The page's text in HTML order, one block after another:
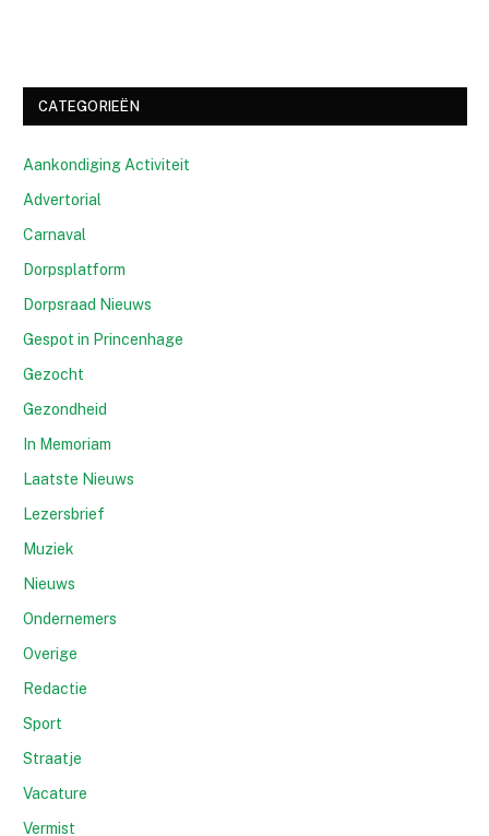
CATEGORIEËN
Aankondiging Activiteit
Advertorial
Carnaval
Dorpsplatform
Dorpsraad Nieuws
Gespot in Princenhage
Gezocht
Gezondheid
In Memoriam
Laatste Nieuws
Lezersbrief
Muziek
Nieuws
Ondernemers
Overige
Redactie
Sport
Straatje
Vacature
Vermist